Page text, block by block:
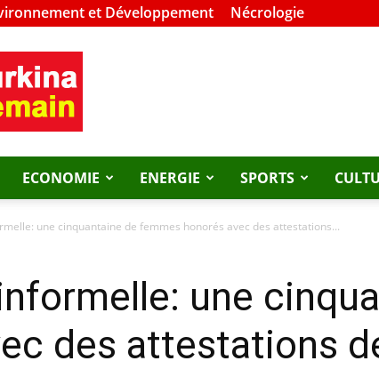
et Développement Nécrologie
ECONOMIE ENERGIE SPORTS
une cinquantaine de femmes honorés avec des attestations...
une
des attestations